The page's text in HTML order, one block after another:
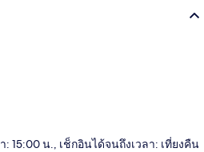
: 15:00 น., เช็กอินได้จนถึงเวลา: เที่ยงคืน